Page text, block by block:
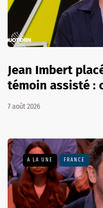
Jean Imbert
témoin assisté :
7 août 2026
A LA UNE FRANCE